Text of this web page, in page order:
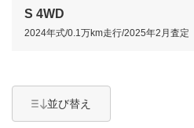
S 4WD
2024年式/0.1万km走行/2025年2月査定
並び替え